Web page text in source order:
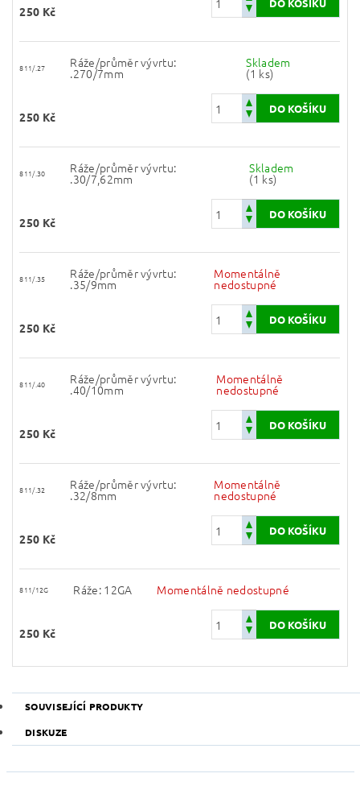
250 Kč
811/.27 Ráže/průměr vývrtu:
.270/7mm
Skladem
(1 ks)
250 Kč
811/.30 Ráže/průměr vývrtu:
.30/7,62mm
Skladem
(1 ks)
250 Kč
811/.35 Ráže/průměr vývrtu:
.35/9mm
Momentálně
nedostupné
250 Kč
811/.40 Ráže/průměr vývrtu:
.40/10mm
Momentálně
nedostupné
250 Kč
811/.32 Ráže/průměr vývrtu:
.32/8mm
Momentálně
nedostupné
250 Kč
811/12G Ráže: 12GA Momentálně nedostupné
250 Kč
SOUVISEJÍCÍ PRODUKTY
DISKUZE